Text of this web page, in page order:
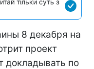
8 декабря на
проект
докладывать по